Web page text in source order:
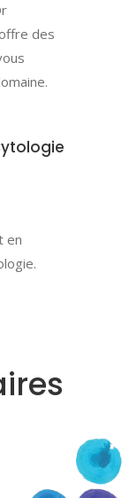
des
en